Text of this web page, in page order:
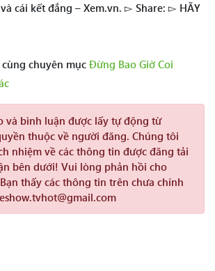
cái kết đắng – Xem.vn. ▻ Share: ▻ HÃY
chuyên mục Đừng Bao Giờ Coi
và bình luận được lấy tự động từ
thuộc về người đăng. Chúng tôi
nhiệm về các thông tin được đăng tải
bên dưới! Vui lòng phản hồi cho
thấy các thông tin trên chưa chính